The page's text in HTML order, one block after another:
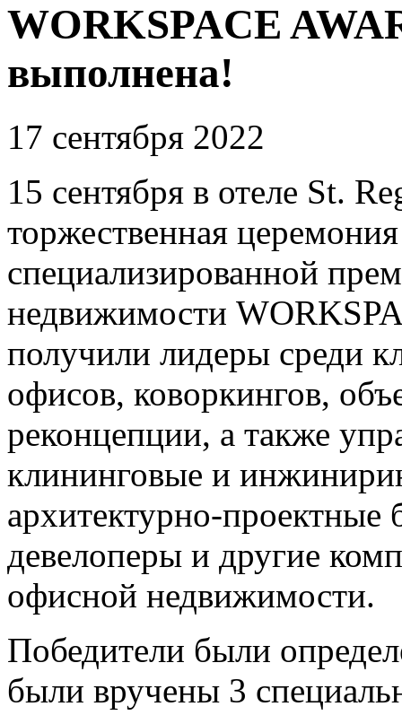
WORKSPACE
выполнена!
17 сентября 2022
15 сентября в отеле St.
торжественная
специализированной
недвижимости
получили лидеры среди
офисов, коворкингов,
реконцепции, а также
клининговые и
архитектурно-проектные
девелоперы и другие
офисной недвижимости.
Победители были
были вручены 3